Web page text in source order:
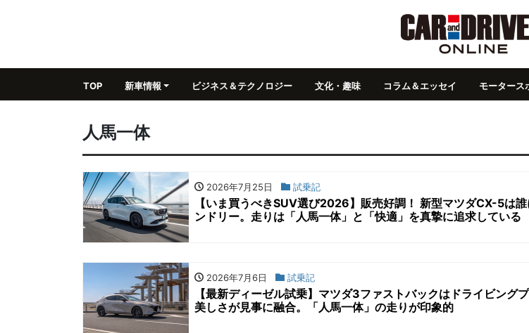
TOP 新車情報 ビジネス＆テクノロジー 文化・趣味 コラム＆エッセイ モータース
人馬一体
2026年7月25日 試乗記
【いま買うべきSUV選び2026】販売好調！ 新型マツダCX-5は
ンドリー。走りは「人馬一体」と「快適」を真摯に追求している
2026年7月6日 試乗記
【最新ディーゼル試乗】マツダ3ファストバックはドライビング
美しさが見事に融合。「人馬一体」の走りが印象的